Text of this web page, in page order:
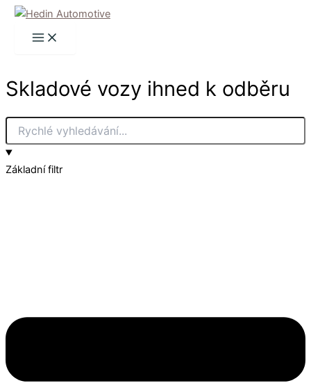
Přeskočit
obsah
Skladové vozy ihned k odběru
Základní filtr